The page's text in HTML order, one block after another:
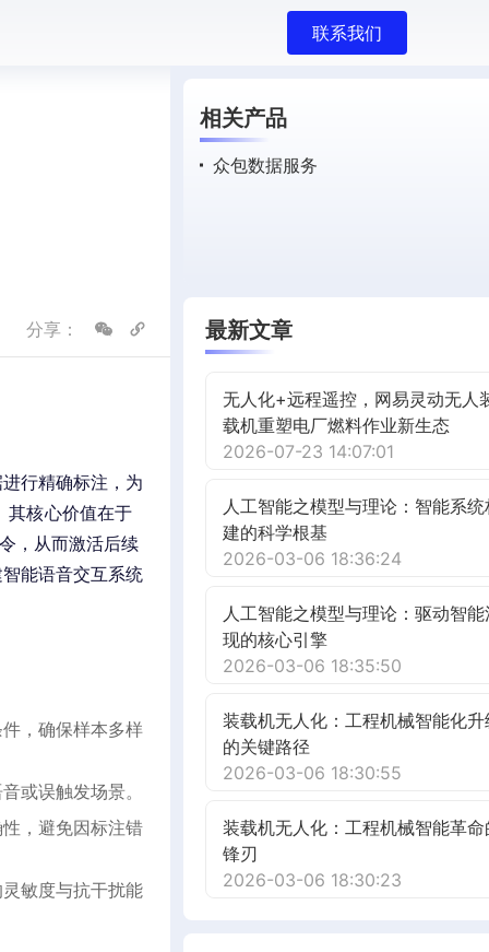
联系我们
分享：
行精确标注，为
其核心价值在于
，从而激活后续
能语音交互系统
，确保样本多样
或误触发场景。
，避免因标注错
敏度与抗干扰能
相关产品
众包数据服务
最新文章
无人化+远程遥控，网易灵动无人
载机重塑电厂燃料作业新生态
2026-07-23 14:07:01
人工智能之模型与理论：智能系统
建的科学根基
2026-03-06 18:36:24
人工智能之模型与理论：驱动智能
现的核心引擎
2026-03-06 18:35:50
装载机无人化：工程机械智能化升
的关键路径
2026-03-06 18:30:55
装载机无人化：工程机械智能革命
锋刃
2026-03-06 18:30:23